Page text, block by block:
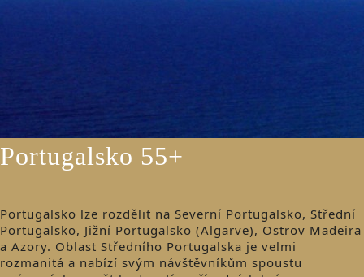
Portugalsko 55+
Portugalsko lze rozdělit na Severní Portugalsko, Střední
Portugalsko, Jižní Portugalsko (Algarve), Ostrov Madeira
a Azory. Oblast Středního Portugalska je velmi
rozmanitá a nabízí svým návštěvníkům spoustu